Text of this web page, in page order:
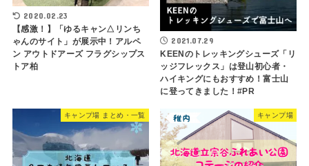
2020.02.23
【感激！】「ゆるキャン△リンち
ゃんのサイト」が展示中！アルペ
ン アウトドアーズ フラグシップス
トア柏
2021.07.29
KEENのトレッキングシューズ「リ
ッジフレックス」は登山初心者・
ハイキングにもおすすめ！富士山
に登ってきました！#PR
キャンプ場 まとめ・一覧 キャンプ場